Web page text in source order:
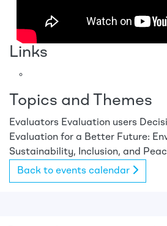
Links
Topics and Themes
Evaluators Evaluation users
Evaluation for a Better Future:
Sustainability, Inclusion, and
Back to events calendar